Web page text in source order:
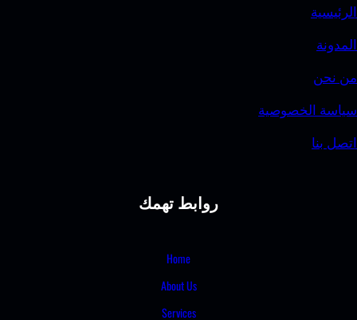
الرئيسية
المدونة
من نحن
سياسة الخصوصية
اتصل بنا
روابط تهمك
Home
About Us
Services